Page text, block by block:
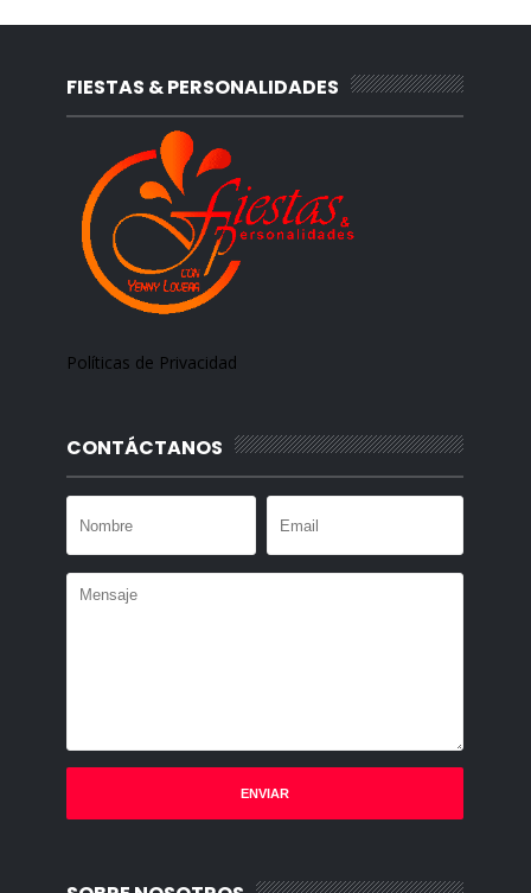
FIESTAS & PERSONALIDADES
Políticas de Privacidad
CONTÁCTANOS